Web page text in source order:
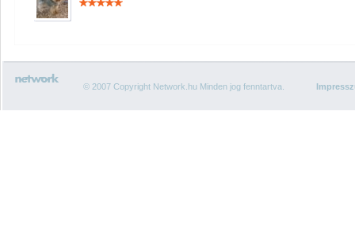
© 2007 Copyright Network.hu Minden jog fenntartva.